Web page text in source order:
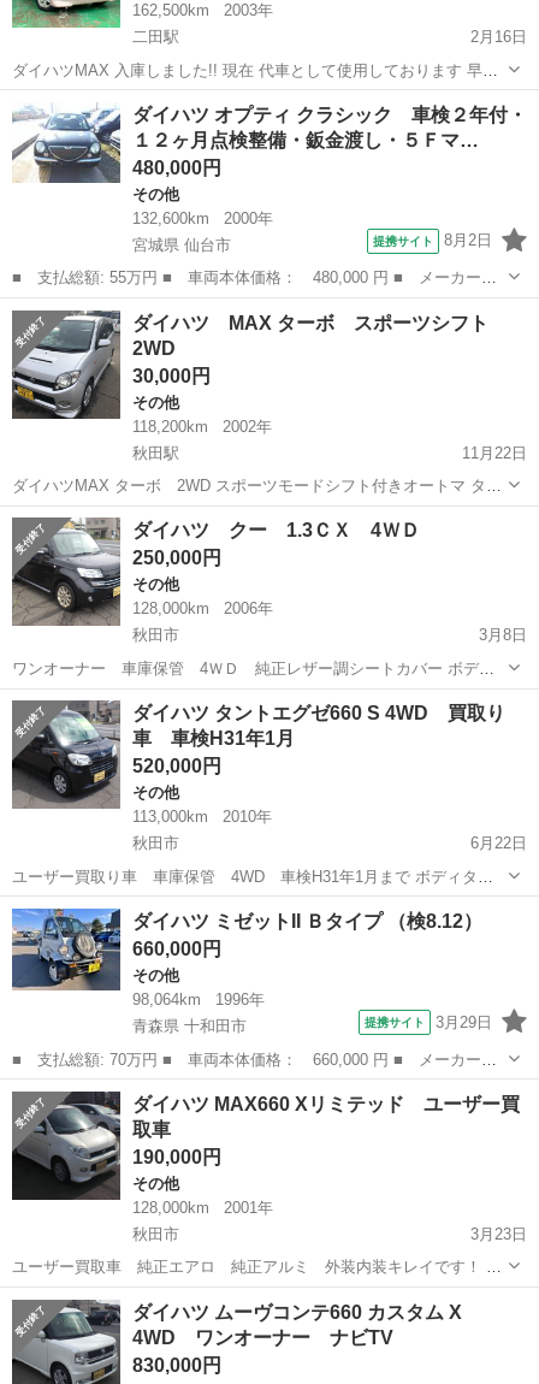
162,500km
2003年
二田駅
2月16日
ダイハツMAX 入庫しました!! 現在 代車として使用しております 早急
で足代わりとして欲しい方 車検も来年の2月末まで付いてます！ ■車
輌の状態については、 表記漏れ等もある場合がありますので、 なるべ
く現車確認をお...
秋田 潟上市 二田駅 その他
ダイハツ オプティ クラシック 車検２年付・
１２ヶ月点検整備・鈑金渡し・５Ｆマ…
480,000円
その他
132,600km
2000年
宮城県 仙台市
提携サイト 8月2日
■ 支払総額: 55万円 ■ 車両本体価格： 480,000 円 ■ メーカー
名： ダイハツ ■ 車種名： オプティ ■ グレード名： クラシッ
ク 車検２年付・１２ヶ月点検整備・鈑金渡し・５Ｆマニュアル ■
排気量： 66...
宮城 仙台市 その他
ダイハツ MAX ターボ スポーツシフト
2WD
30,000円
その他
118,200km
2002年
秋田駅
11月22日
ダイハツMAX ターボ 2WD スポーツモードシフト付きオートマ タイ
ミングベルト交換済 スチールホイール付スタッドレス有り 右後のドア
ノブが破損してます。 車検を付けての引き渡しです。 お支払いは現金
一括払いのみです。...
秋田 秋田市 秋田駅 その他 MAX
ダイハツ クー 1.3ＣＸ 4ＷＤ
250,000円
その他
128,000km
2006年
秋田市
3月8日
ワンオーナー 車庫保管 4ＷＤ 純正レザー調シートカバー ボディ
タイプ ハッチバック 駆動方式 4WD 色 黒 ハンドル 右 車台末尾番号
785 ミッション コラムＡＴ 排気...
秋田 秋田市 その他 4WD
ダイハツ タントエグゼ660 S 4WD 買取り
車 車検H31年1月
520,000円
その他
113,000km
2010年
秋田市
6月22日
ユーザー買取り車 車庫保管 4WD 車検H31年1月まで ボディタイ
プ ハッチバック 駆動方式 4WD 色 黒 ハンドル 右 車台末尾番号 297
ミッション コラム4AT...
秋田 秋田市 その他 4WD
ダイハツ ミゼットII Ｂタイプ （検8.12）
660,000円
その他
98,064km
1996年
青森県 十和田市
提携サイト 3月29日
■ 支払総額: 70万円 ■ 車両本体価格： 660,000 円 ■ メーカー
名： ダイハツ ■ 車種名： ミゼットII ■ グレード名： Ｂタイプ
■ 排気量： 660cc ■ ドア枚数： 2D ■ ミッション： MT4...
青森 十和田市
ダイハツ MAX660 Xリミテッド ユーザー買
取車
190,000円
その他
128,000km
2001年
秋田市
3月23日
ユーザー買取車 純正エアロ 純正アルミ 外装内装キレイです！ ボ
ディタイプ ハッチバック 駆動方式 2WD 色 真珠白 ハンドル 右 車台末
尾番号 604 ミッション イン...
秋田 秋田市 その他 買取
ダイハツ ムーヴコンテ660 カスタム X
4WD ワンオーナー ナビTV
830,000円